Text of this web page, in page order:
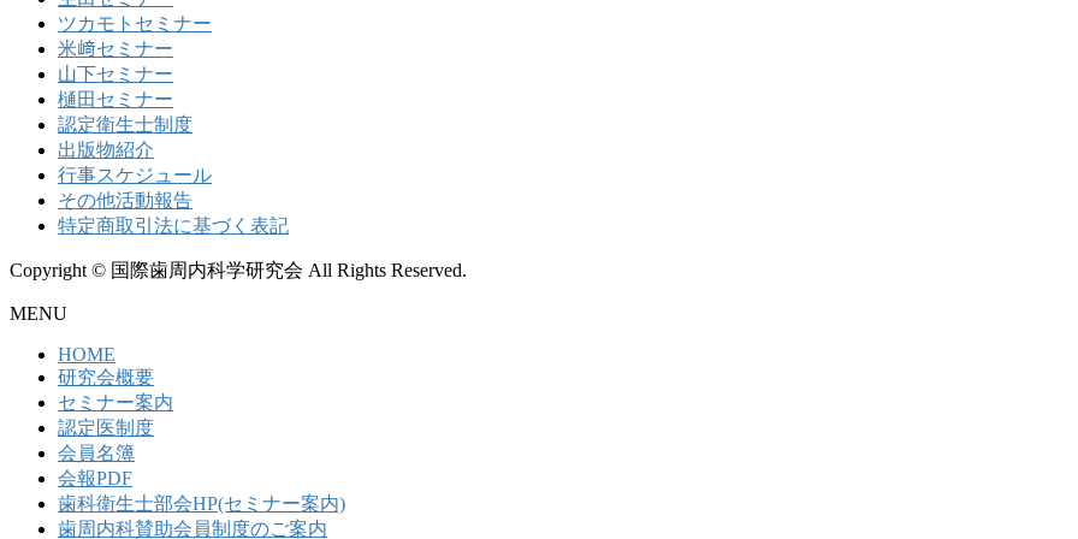
ツカモトセミナー
米﨑セミナー
山下セミナー
樋田セミナー
認定衛生士制度
出版物紹介
行事スケジュール
その他活動報告
特定商取引法に基づく表記
Copyright © 国際歯周内科学研究会 All Rights Reserved.
MENU
HOME
研究会概要
セミナー案内
認定医制度
会員名簿
会報PDF
歯科衛生士部会HP(セミナー案内)
歯周内科賛助会員制度のご案内